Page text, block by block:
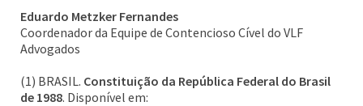
Eduardo Metzker Fernandes
Coordenador da Equipe de Contencioso Cível do VLF
Advogados
(1) BRASIL. Constituição da República Federal do Brasil
de 1988. Disponível em: